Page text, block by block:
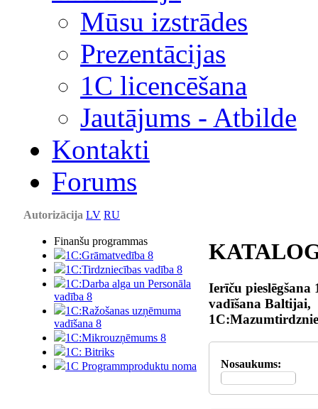
Mūsu izstrādes
Prezentācijas
1С licencēšana
Jautājums - Atbilde
Kontakti
Forums
Autorizācija LV RU
Finanšu programmas
1C:Grāmatvedība 8
1C:Tirdzniecības vadība 8
1C:Darba alga un Personāla
vadība 8
1C:Ražošanas uzņēmuma
vadīšana 8
1С:Мikrouzņēmums 8
1C: Bitriks
1C Programmproduktu noma
Ierīču
vadīšana Baltijai,
Nosaukums: